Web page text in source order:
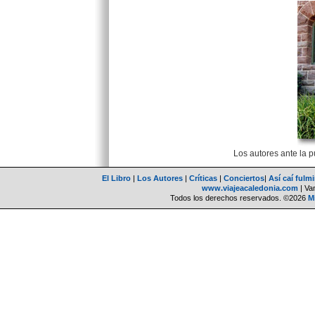
Los autores ante la
El Libro | Los Autores | Críticas | Conciertos| Así caí
www.viajeacaledonia.com |
Todos los derechos reservados. ©2026